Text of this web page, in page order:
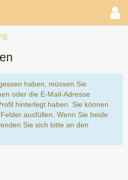
haben, müssen Sie
oder die E-Mail-Adresse
hinterlegt haben. Sie können
ausfüllen. Wenn Sie beide
Sie sich bitte an den